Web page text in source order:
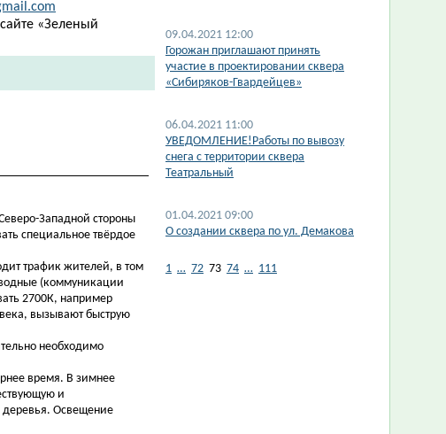
«Зеленый
Западной стороны
специальное твёрдое
трафик жителей, в том
(коммуникации
2700К, например
вызывают быструю
необходимо
время. В зимнее
и
деревья. Освещение
09.04.2021 12:00
Горожан приглашают принять
участие в проектировании сквера
«Сибиряков-Гвардейцев»
06.04.2021 11:00
УВЕДОМЛЕНИЕ!Работы по вывозу
снега с территории сквера
Театральный
01.04.2021 09:00
​О создании сквера по ул. Демакова
1 … 72 73 74 … 111